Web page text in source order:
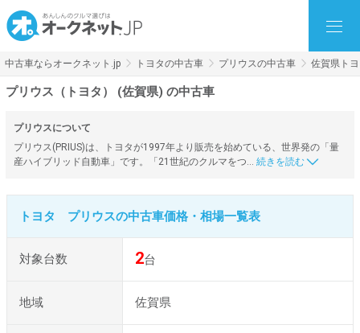
中古車ならオークネット.jp トヨタの中古車 プリウスの中古車 佐賀県ト
プリウス（トヨタ） (佐賀県) の中古車
プリウスについて
プリウス(PRIUS)は、トヨタが1997年より販売を始めている、世界発の「量
産ハイブリッド自動車」です。「21世紀のクルマをつ…
トヨタ プリウスの中古車価格・相場一覧表
対象台数 2台
地域 佐賀県